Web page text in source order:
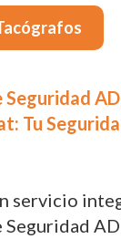
Tu
servicio